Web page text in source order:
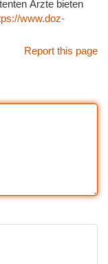
Ärzte bieten
www.doz-
Report this page